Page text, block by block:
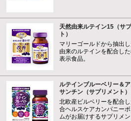
天然由来ルテイン15（サ
ト）
マリーゴールドから抽出
由来のルテインを配合し
表示食品。
ルテインブルーベリー＆
サンチン（サプリメント）
北欧産ビルベリーを配合
合ヘルスケアカンパニー
ムがお届けするサプリメン